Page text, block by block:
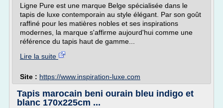
Ligne Pure est une marque Belge spécialisée dans le
tapis de luxe contemporain au style élégant. Par son goût
raffiné pour les matières nobles et ses inspirations
modernes, la marque s'affirme aujourd'hui comme une
référence du tapis haut de gamme...
Lire la suite
Site : https://www.inspiration-luxe.com
Tapis marocain beni ourain bleu indigo et
blanc 170x225cm ...